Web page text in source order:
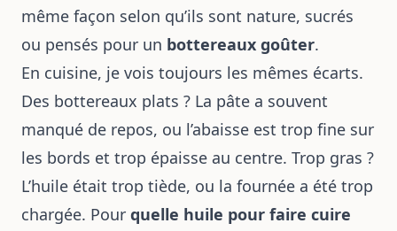
même façon selon qu’ils sont nature, sucrés
ou pensés pour un bottereaux goûter.
En cuisine, je vois toujours les mêmes écarts.
Des bottereaux plats ? La pâte a souvent
manqué de repos, ou l’abaisse est trop fine sur
les bords et trop épaisse au centre. Trop gras ?
L’huile était trop tiède, ou la fournée a été trop
chargée. Pour quelle huile pour faire cuire